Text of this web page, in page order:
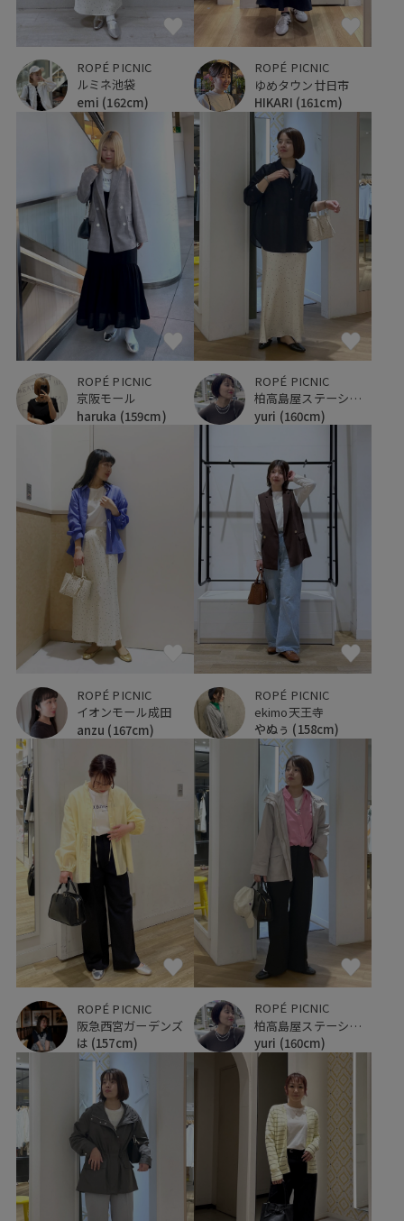
ROPÉ PICNIC
ルミネ池袋
emi (162cm)
ROPÉ PICNIC
ゆめタウン廿日市
HIKARI (161cm)
ROPÉ PICNIC
京阪モール
haruka (159cm)
ROPÉ PICNIC
柏高島屋ステーションモール
yuri (160cm)
ROPÉ PICNIC
イオンモール成田
anzu (167cm)
ROPÉ PICNIC
ekimo天王寺
やぬぅ (158cm)
ROPÉ PICNIC
阪急西宮ガーデンズ
は (157cm)
ROPÉ PICNIC
柏高島屋ステーションモール
yuri (160cm)